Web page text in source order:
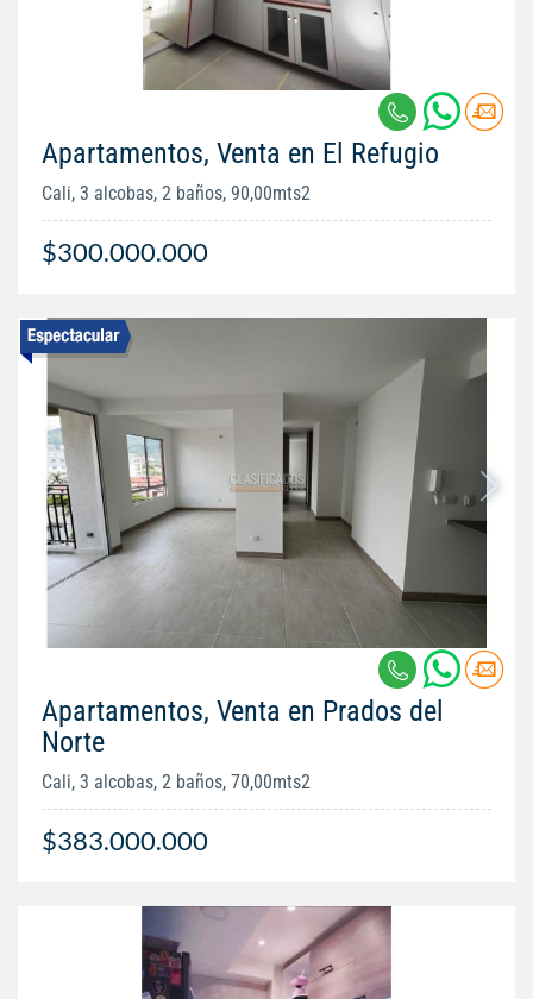
Apartamentos, Venta en El Refugio
Cali, 3 alcobas, 2 baños, 90,00mts2
$300.000.000
Apartamentos, Venta en Prados del
Norte
Cali, 3 alcobas, 2 baños, 70,00mts2
$383.000.000